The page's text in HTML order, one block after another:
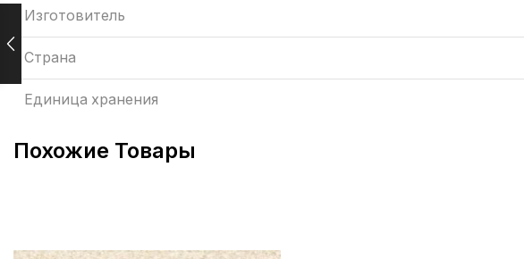
Изготовитель
Страна
Единица хранения
Похожие Товары